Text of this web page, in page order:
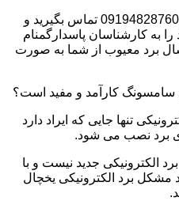
تنها کافی است که با شماره تلفن 09194828760 تماس بگیرید و
به کارشناسان پاسدارگمنام
برد معیوب از شما به صورت
سامسونگ کارآمد و مفید است؟
تنها جایی که ایراد دارد
برد نصب می شود.
الکترونیکی جدید نیست و با
مشکل برد الکترونیکی یخچال